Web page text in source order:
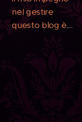
nel gestire
questo blog è